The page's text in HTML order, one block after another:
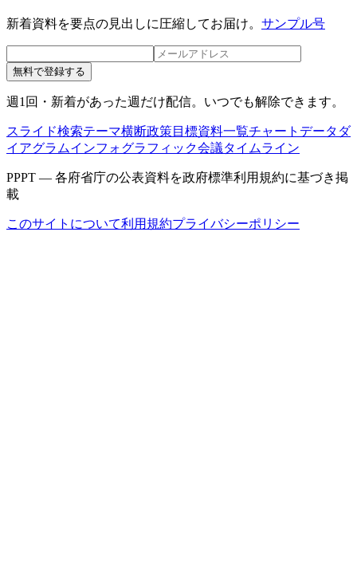
新着資料を要点の見出しに圧縮してお届け。 サンプル号
無料で登録する
週1回・新着があった週だけ配信。いつでも解除できます。
スライド検索テーマ横断政策目標資料一覧チャートデータ ダ
イアグラムインフォグラフィック会議タイムライン
PPPT — 各府省庁の公表資料を政府標準利用規約に基づき掲
載
このサイトについて利用規約プライバシーポリシー